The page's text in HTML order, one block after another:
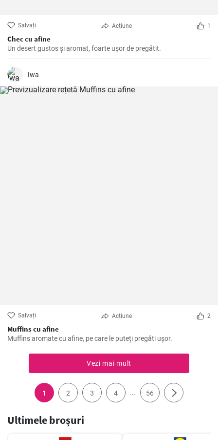
Salvați Acțiune 1
Chec cu afine
Un desert gustos și aromat, foarte ușor de pregătit.
Iwa
Salvați Acțiune 2
Muffins cu afine
Muffins aromate cu afine, pe care le puteți pregăti ușor.
Vezi mai mult
1 2 3 4 ... 56
Ultimele broșuri